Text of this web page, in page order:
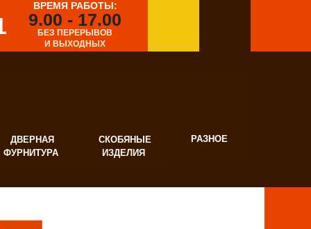
СКОБЯНЫЕ
ИЗДЕЛИЯ
РАЗНОЕ
ВРЕМЯ РАБОТЫ:
9.00 - 17.00
БЕЗ ПЕРЕРЫВОВ
И ВЫХОДНЫХ